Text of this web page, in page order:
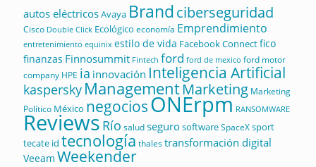
autos eléctricosAvaya Brandciberseguridad
Cisco Double Click Ecológico economía Emprendimiento
entretenimiento equinix estilo de vida Facebook Connectfico
finanzas Finnosummit Fintech ford ford de mexico ford motor
company HPE ia innovación Inteligencia Artificial
kaspersky ManagementMarketing Marketing
Político México negociosONErpm RANSOMWARE
Reviews Río saludsegurosoftwareSpaceXsport
tecate id tecnología thalestransformación digital
Veeam Weekender